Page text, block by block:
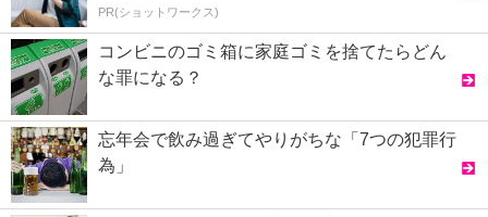
PR(ショットワークス)
コンビニのゴミ箱に家庭ゴミを捨てたらどん
な罪になる？
忘年会で飲み過ぎてやりがちな「7つの犯罪行
為」